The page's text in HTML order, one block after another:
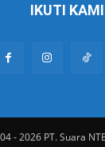
IKUTI KAMI
- 2026 PT. Suara